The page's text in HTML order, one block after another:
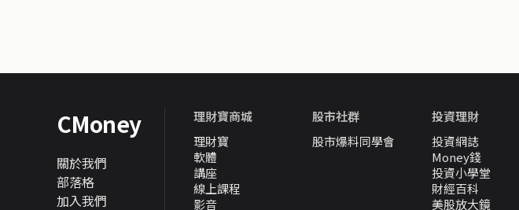
CMoney
關於我們
部落格
加入我們
理財寶商城
理財寶
軟體
講座
線上課程
影音
股市社群
股市爆料同學會
投資理財
投資網誌
Money錢
投資小學堂
財經百科
美股放大鏡